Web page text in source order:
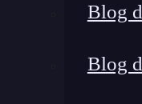
Blog
Blog